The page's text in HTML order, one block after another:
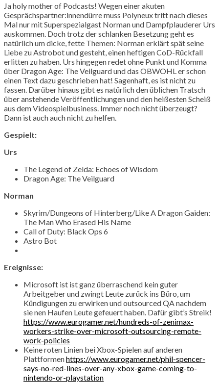
Ja holy mother of Podcasts! Wegen einer akuten
Gesprächspartner:innendürre muss Polyneux tritt nach dieses
Mal nur mit Superspezialgast Norman und Dampfplauderer Urs
auskommen. Doch trotz der schlanken Besetzung geht es
natürlich um dicke, fette Themen: Norman erklärt spät seine
Liebe zu Astrobot und gesteht, einen heftigen CoD-Rückfall
erlitten zu haben. Urs hingegen redet ohne Punkt und Komma
über Dragon Age: The Veilguard und das OBWOHL er schon
einen Text dazu geschrieben hat! Sagenhaft, es ist nicht zu
fassen. Darüber hinaus gibt es natürlich den üblichen Tratsch
über anstehende Veröffentlichungen und den heißesten Scheiß
aus dem Videospielbusiness. Immer noch nicht überzeugt?
Dann ist auch auch nicht zu helfen.
Gespielt:
Urs
The Legend of Zelda: Echoes of Wisdom
Dragon Age: The Veilguard
Norman
Skyrim/Dungeons of Hinterberg/Like A Dragon Gaiden:
The Man Who Erased His Name
Call of Duty: Black Ops 6
Astro Bot
Ereignisse:
Microsoft ist ist ganz überraschend kein guter
Arbeitgeber und zwingt Leute zurück ins Büro, um
Kündigungen zu erwirken und outsourced QA nachdem
sie nen Haufen Leute gefeuert haben. Dafür gibt’s Streik!
https://www.eurogamer.net/hundreds-of-zenimax-
workers-strike-over-microsoft-outsourcing-remote-
work-policies
Keine roten Linien bei Xbox-Spielen auf anderen
Plattformenhttps://www.eurogamer.net/phil-spencer-
says-no-red-lines-over-any-xbox-game-coming-to-
nintendo-or-playstation